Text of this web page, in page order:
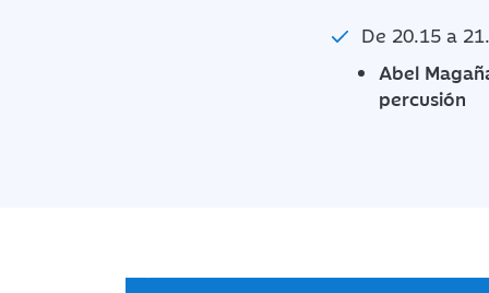
De 20.15 a
Abel
percusión